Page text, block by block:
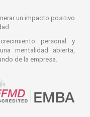
un impacto positivo
personal y
mentalidad abierta,
de la empresa.